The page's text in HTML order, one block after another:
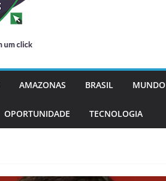
AMAZONAS BRASIL MUNDO
OPORTUNIDADE TECNOLOGIA